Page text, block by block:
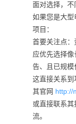
面对选择，不
如果您是大
项目：
首要关注点：
应优先选择
告、且已规模
这直接关系到
其官网 http://
或直接联系
流。